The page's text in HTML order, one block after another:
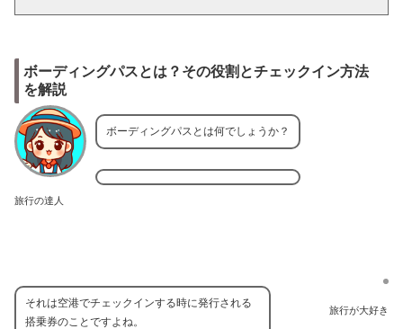
ボーディングパスとは？その役割とチェックイン方法
を解説
旅行の達人
ボーディングパスとは何でしょうか？
旅行が大好き
それは空港でチェックインする時に発行される
搭乗券のことですよね。